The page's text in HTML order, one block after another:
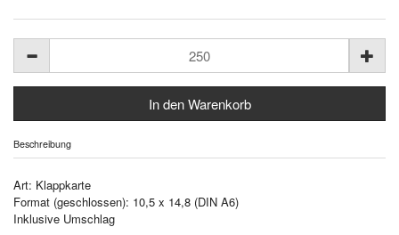
Beschreibung
Art: Klappkarte
Format (geschlossen): 10,5 x 14,8 (DIN A6)
Inklusive Umschlag